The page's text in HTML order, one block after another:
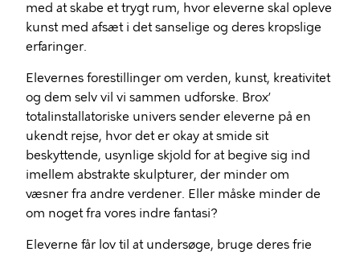
med at skabe et trygt rum, hvor eleverne skal opleve
kunst med afsæt i det sanselige og deres kropslige
erfaringer.
Elevernes forestillinger om verden, kunst, kreativitet
og dem selv vil vi sammen udforske. Brox’
totalinstallatoriske univers sender eleverne på en
ukendt rejse, hvor det er okay at smide sit
beskyttende, usynlige skjold for at begive sig ind
imellem abstrakte skulpturer, der minder om
væsner fra andre verdener. Eller måske minder de
om noget fra vores indre fantasi?
Eleverne får lov til at undersøge, bruge deres frie